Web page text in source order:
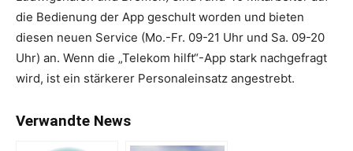
die Bedienung der App geschult worden und bieten
diesen neuen Service (Mo.-Fr. 09-21 Uhr und Sa. 09-20
Uhr) an. Wenn die „Telekom hilft“-App stark nachgefragt
wird, ist ein stärkerer Personaleinsatz angestrebt.
Verwandte News